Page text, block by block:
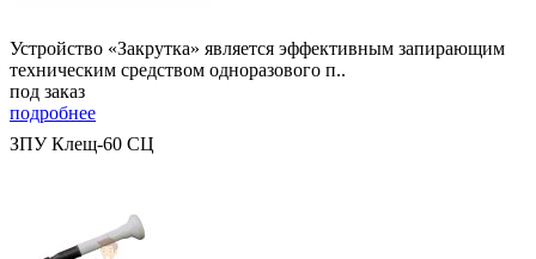
Устройство «Закрутка» является эффективным запирающим
техническим средством одноразового п..
под заказ
подробнее
ЗПУ Клещ-60 СЦ